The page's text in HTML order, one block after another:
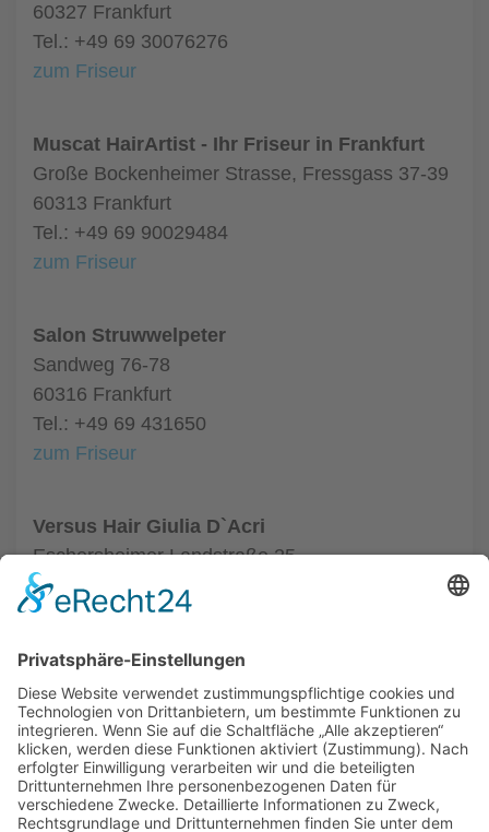
60327 Frankfurt
Tel.: +49 69 30076276
zum Friseur
Muscat HairArtist - Ihr Friseur in Frankfurt
Große Bockenheimer Strasse, Fressgass 37-39
60313 Frankfurt
Tel.: +49 69 90029484
zum Friseur
Salon Struwwelpeter
Sandweg 76-78
60316 Frankfurt
Tel.: +49 69 431650
zum Friseur
Versus Hair Giulia D`Acri
Eschersheimer Landstraße 25
60322 Frankfurt
Tel.: +49 69 59797970
ALLGEMEIN